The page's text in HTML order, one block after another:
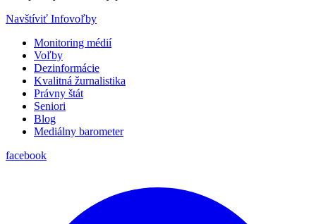
Navštíviť Infovoľby
Monitoring médií
Voľby
Dezinformácie
Kvalitná žurnalistika
Právny štát
Seniori
Blog
Mediálny barometer
facebook